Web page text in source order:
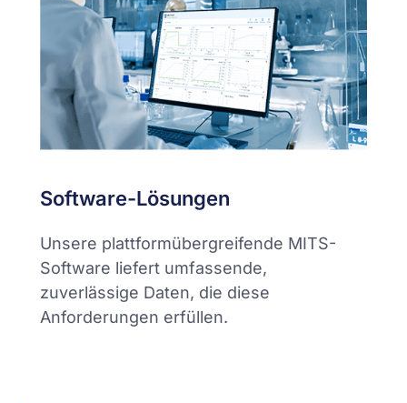
Software-Lösungen
Unsere plattformübergreifende MITS-
Software liefert umfassende,
zuverlässige Daten, die diese
Anforderungen erfüllen.